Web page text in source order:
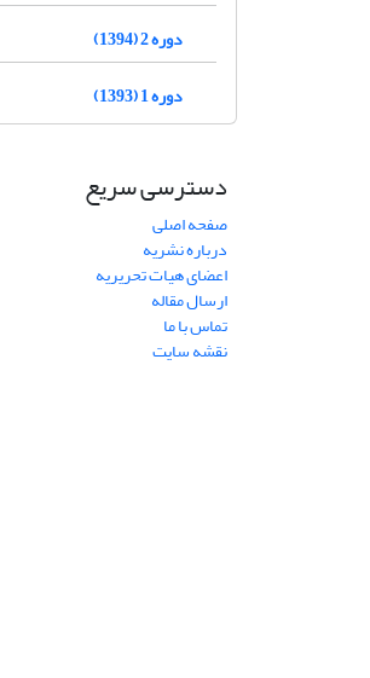
دوره 2 (1394)
دوره 1 (1393)
دسترسی سریع
صفحه اصلی
درباره نشریه
اعضای هیات تحریریه
ارسال مقاله
تماس با ما
نقشه سایت